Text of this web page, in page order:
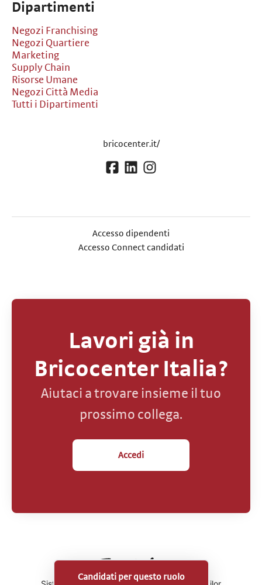
Candidati per questo ruolo
Dipartimenti
Negozi Franchising
Negozi Quartiere
Marketing
Supply Chain
Risorse Umane
Negozi Città Media
Tutti i Dipartimenti
bricocenter.it/
Accesso dipendenti
Accesso Connect candidati
Lavori già in
Bricocenter Italia?
Aiutaci a trovare insieme il tuo
prossimo collega.
Accedi